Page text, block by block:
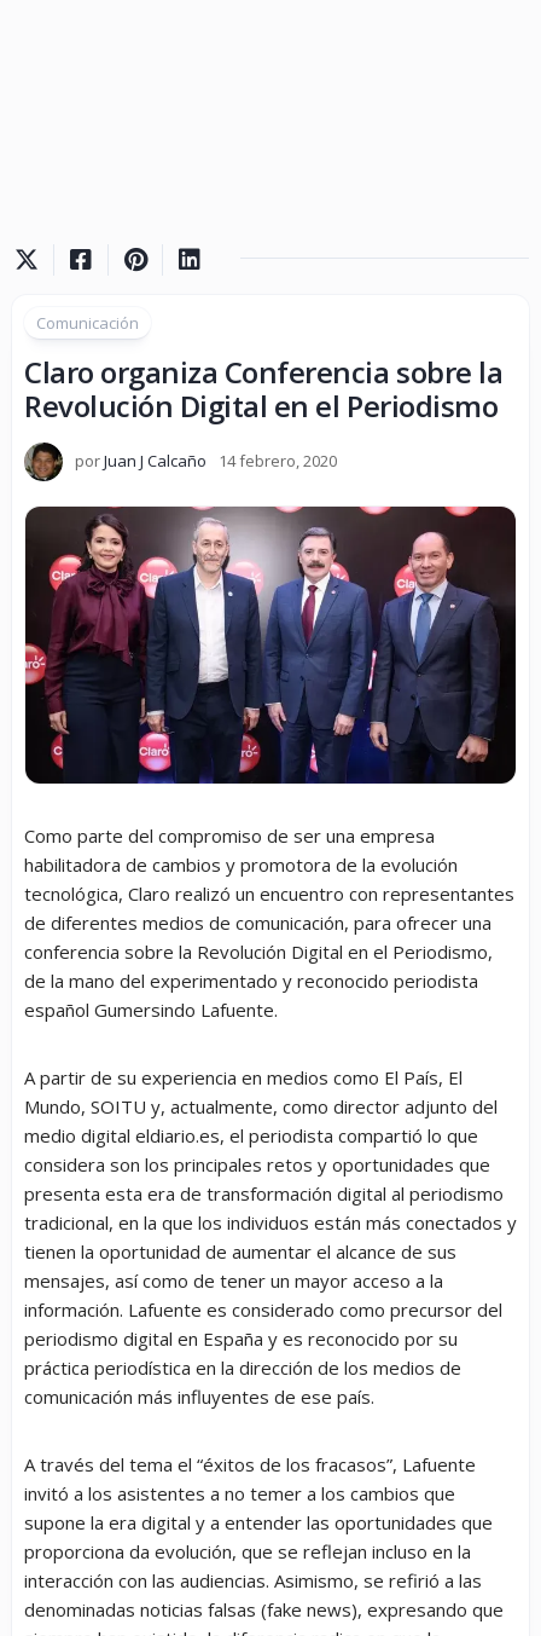
Comunicación
Claro organiza Conferencia sobre la
Revolución Digital en el Periodismo
porJuan J Calcaño 14 febrero, 2020
Como parte del compromiso de ser una empresa
habilitadora de cambios y promotora de la evolución
tecnológica, Claro realizó un encuentro con representantes
de diferentes medios de comunicación, para ofrecer una
conferencia sobre la Revolución Digital en el Periodismo,
de la mano del experimentado y reconocido periodista
español Gumersindo Lafuente.
A partir de su experiencia en medios como El País, El
Mundo, SOITU y, actualmente, como director adjunto del
medio digital eldiario.es, el periodista compartió lo que
considera son los principales retos y oportunidades que
presenta esta era de transformación digital al periodismo
tradicional, en la que los individuos están más conectados y
tienen la oportunidad de aumentar el alcance de sus
mensajes, así como de tener un mayor acceso a la
información. Lafuente es considerado como precursor del
periodismo digital en España y es reconocido por su
práctica periodística en la dirección de los medios de
comunicación más influyentes de ese país.
A través del tema el “éxitos de los fracasos”, Lafuente
invitó a los asistentes a no temer a los cambios que
supone la era digital y a entender las oportunidades que
proporciona da evolución, que se reflejan incluso en la
interacción con las audiencias. Asimismo, se refirió a las
denominadas noticias falsas (fake news), expresando que